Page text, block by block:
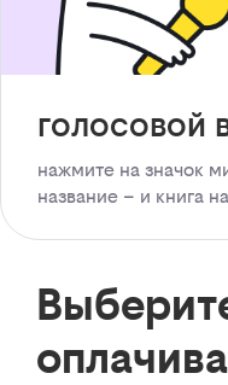
голосовой
нажмите на значок
название – и книга